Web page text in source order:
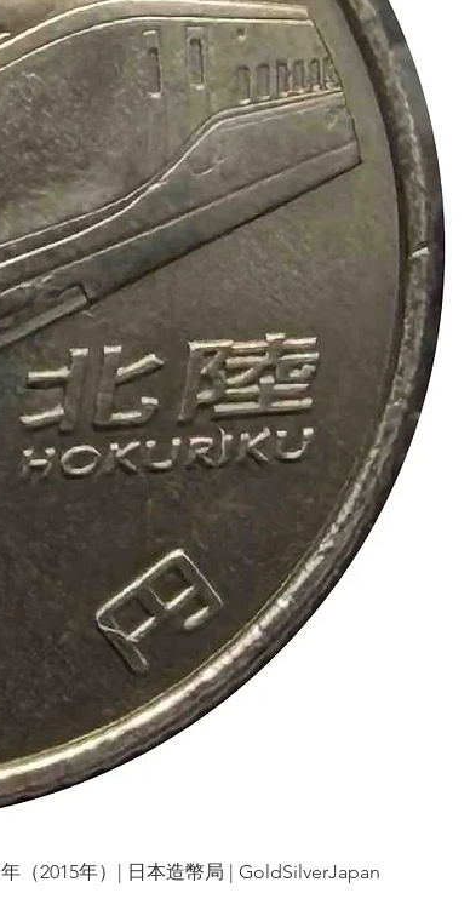
（2015年）| 日本造幣局 | GoldSilverJapan